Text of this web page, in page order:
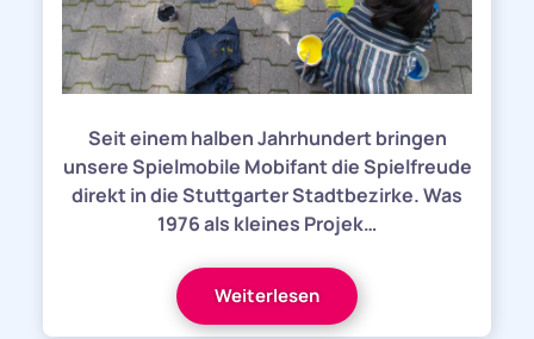
Seit einem halben Jahrhundert bringen
unsere Spielmobile Mobifant die Spielfreude
direkt in die Stuttgarter Stadtbezirke. Was
1976 als kleines Projek…
Weiterlesen